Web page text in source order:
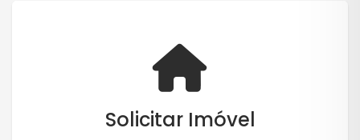
Solicitar Imóvel